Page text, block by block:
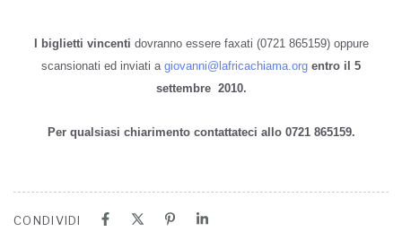
I biglietti vincenti dovranno essere faxati (0721 865159) oppure
scansionati ed inviati a giovanni@lafricachiama.org entro il 5
settembre 2010.
Per qualsiasi chiarimento contattateci allo 0721 865159.
CONDIVIDI